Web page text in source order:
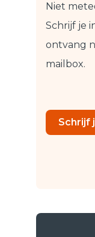
Niet
Schrijf je
ontvang
mailbox.
Schrijf